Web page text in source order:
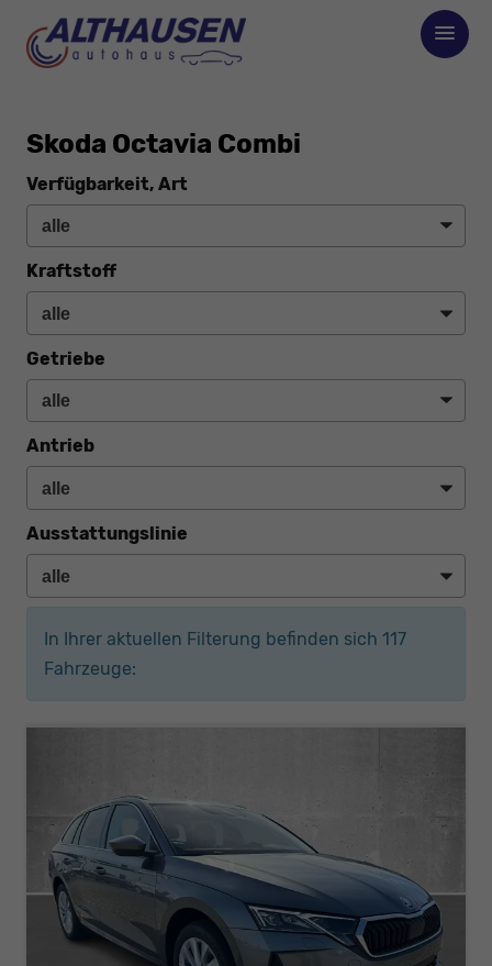
Skoda Octavia Combi
Verfügbarkeit, Art
Kraftstoff
Getriebe
Antrieb
Ausstattungslinie
In Ihrer aktuellen Filterung befinden sich 117
Fahrzeuge: